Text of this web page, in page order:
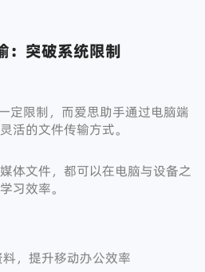
：突破系统限制
定限制，而爱思助手通过电脑端
活的文件传输方式。
体文件，都可以在电脑与设备之
习效率。
，提升移动办公效率